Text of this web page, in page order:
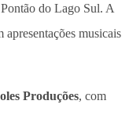
do Lago Sul. A
musicais
Produções, com